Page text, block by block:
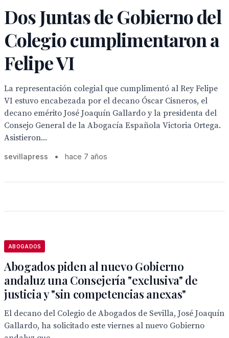
Dos Juntas de Gobierno del
Colegio cumplimentaron a
Felipe VI
La representación colegial que cumplimentó al Rey Felipe
VI estuvo encabezada por el decano Óscar Cisneros, el
decano emérito José Joaquín Gallardo y la presidenta del
Consejo General de la Abogacía Española Victoria Ortega.
Asistieron...
sevillapress • hace 7 años
ABOGADOS
Abogados piden al nuevo Gobierno
andaluz una Consejería "exclusiva" de
justicia y "sin competencias anexas"
El decano del Colegio de Abogados de Sevilla, José Joaquín
Gallardo, ha solicitado este viernes al nuevo Gobierno